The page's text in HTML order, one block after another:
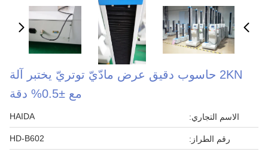
2KN حاسوب دقيق عرض مادّيّ توتريّ يختبر آلة
مع ±0.5% دقة
الاسم التجاري: HAIDA
رقم الطراز: HD-B602